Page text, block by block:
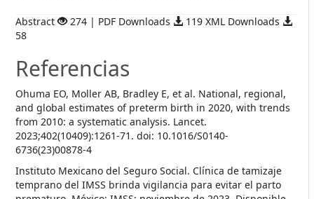
Abstract 274 | PDF Downloads
119 XML Downloads
58
Referencias
Ohuma EO, Moller AB, Bradley E, et al. National, regional,
and global estimates of preterm birth in 2020, with trends
from 2010: a systematic analysis. Lancet.
2023;402(10409):1261-71. doi: 10.1016/S0140-
6736(23)00878-4
Instituto Mexicano del Seguro Social. Clínica de tamizaje
temprano del IMSS brinda vigilancia para evitar el parto